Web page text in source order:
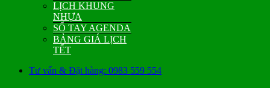
LỊCH KHUNG
NHỰA
SỔ TAY AGENDA
BẢNG GIÁ LỊCH
TẾT
Tư vấn & Đặt hàng: 0983 559 554